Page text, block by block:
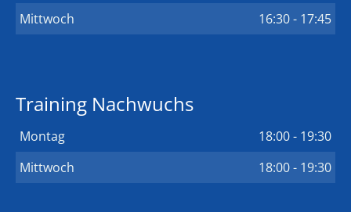
Mittwoch
16:30 - 17:45
Training Nachwuchs
Montag
18:00 - 19:30
Mittwoch
18:00 - 19:30